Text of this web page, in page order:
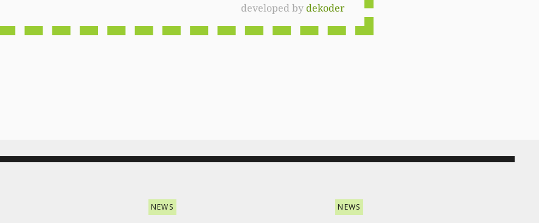
developed bydekoder
NEWS NEWS